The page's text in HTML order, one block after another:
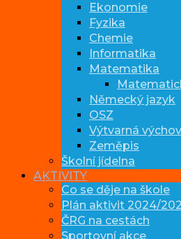
Ekonomie
Fyzika
Chemie
Informatika
Matematika
Německý jazyk
OSZ
Výtvarná
Zeměpis
Školní jídelna
AKTIVITY
Co se děje na škole
Plán aktivit 2024/
ČRG na cestách
Sportovní akce